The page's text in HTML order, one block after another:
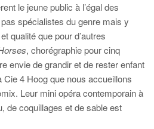
le jeune public à l’égal des
spécialistes du genre mais y
qualité que pour d’autres
, chorégraphie pour cinq
envie de grandir et de rester enfant
Cie 4 Hoog que nous accueillons
Leur mini opéra contemporain à
de coquillages et de sable est